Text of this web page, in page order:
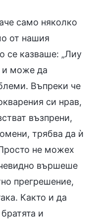
само няколко
от нашия
се казваше: „Лиу
и може да
Въпреки че
си нрав,
възпрени,
трябва да ѝ
не можех
вършеше
прегрешение,
Както и да
и